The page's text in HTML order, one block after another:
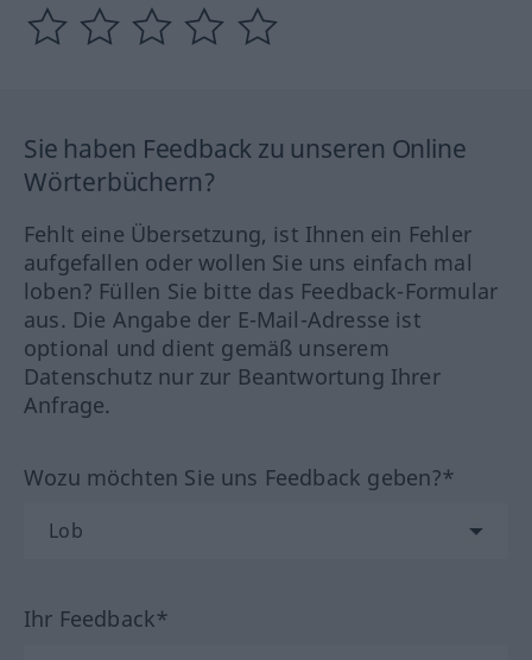
Sie haben Feedback zu unseren Online
Wörterbüchern?
Fehlt eine Übersetzung, ist Ihnen ein Fehler
aufgefallen oder wollen Sie uns einfach mal
loben? Füllen Sie bitte das Feedback-Formular
aus. Die Angabe der E-Mail-Adresse ist
optional und dient gemäß unserem
Datenschutz nur zur Beantwortung Ihrer
Anfrage.
Wozu möchten Sie uns Feedback geben?*
Ihr Feedback*